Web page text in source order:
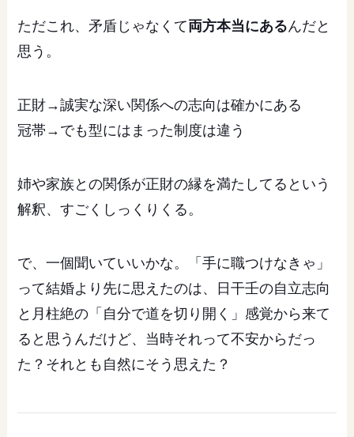
ただこれ、矛盾じゃなくて両方本当にあるんだと
思う。
正財→誠実な深い関係への志向は確かにある
冠帯→でも型にはまった制度は違う
姉や家族との関係が正財の縁を満たしてるという
解釈、すごくしっくりくる。
で、一個聞いていいかな。「手に職つけなきゃ」
って結婚より先に思えたのは、日干壬の自立志向
と月柱絶の「自分で道を切り開く」感覚から来て
ると思うんだけど、当時それって不安からだっ
た？それとも自然にそう思えた？